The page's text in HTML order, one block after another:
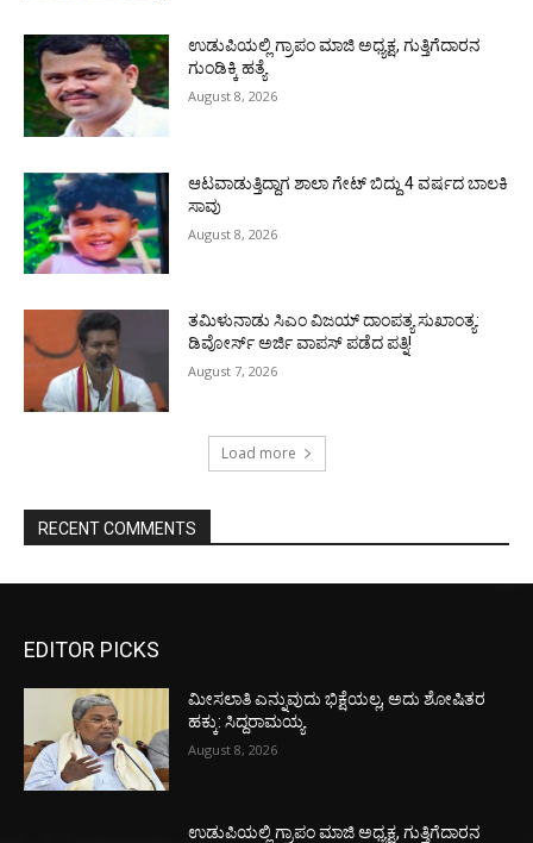
ಉಡುಪಿಯಲ್ಲಿ ಗ್ರಾಪಂ ಮಾಜಿ ಅಧ್ಯಕ್ಷ, ಗುತ್ತಿಗೆದಾರನ
ಗುಂಡಿಕ್ಕಿ ಹತ್ಯೆ
August 8, 2026
ಆಟವಾಡುತ್ತಿದ್ದಾಗ ಶಾಲಾ ಗೇಟ್‌ ಬಿದ್ದು 4 ವರ್ಷದ ಬಾಲಕಿ
ಸಾವು
August 8, 2026
ತಮಿಳುನಾಡು ಸಿಎಂ ವಿಜಯ್‌ ದಾಂಪತ್ಯ ಸುಖಾಂತ್ಯ:
ಡಿವೋರ್ಸ್‌ ಅರ್ಜಿ ವಾಪಸ್‌ ಪಡೆದ ಪತ್ನಿ!
August 7, 2026
Load more
RECENT COMMENTS
EDITOR PICKS
ಮೀಸಲಾತಿ ಎನ್ನುವುದು ಭಿಕ್ಷೆಯಲ್ಲ, ಅದು ಶೋಷಿತರ
ಹಕ್ಕು: ಸಿದ್ದರಾಮಯ್ಯ
August 8, 2026
ಉಡುಪಿಯಲ್ಲಿ ಗ್ರಾಪಂ ಮಾಜಿ ಅಧ್ಯಕ್ಷ, ಗುತ್ತಿಗೆದಾರನ